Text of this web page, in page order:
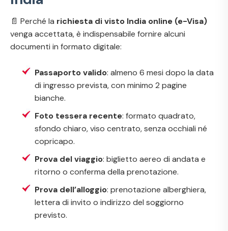
📄 Perché la richiesta di visto India online (e-Visa)
venga accettata, è indispensabile fornire alcuni
documenti in formato digitale:
Passaporto valido: almeno 6 mesi dopo la data
di ingresso prevista, con minimo 2 pagine
bianche.
Foto tessera recente: formato quadrato,
sfondo chiaro, viso centrato, senza occhiali né
copricapo.
Prova del viaggio: biglietto aereo di andata e
ritorno o conferma della prenotazione.
Prova dell’alloggio: prenotazione alberghiera,
lettera di invito o indirizzo del soggiorno
previsto.